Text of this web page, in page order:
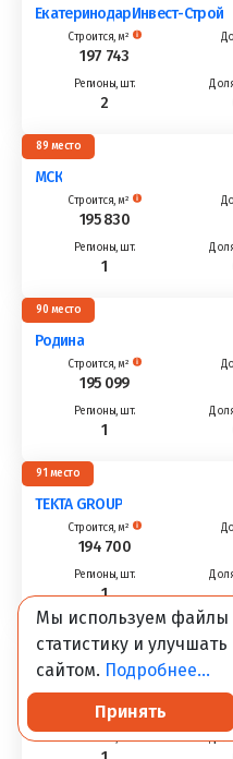
ЕкатеринодарИнвест-Строй
197 743
2
89
МСК
195 830
1
90
Родина
195 099
1
91
TEKTA GROUP
194 700
1
ДОМ
193 488
Мы используем файлы
статистику и
сайтом. Подробнее...
Принять